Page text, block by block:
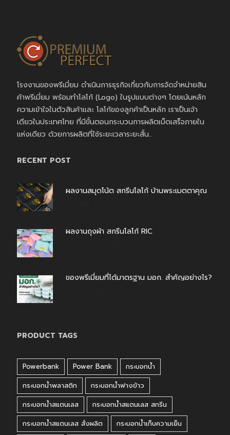
โรงงานของพรีเมี่ยม ดำเนินการธุรกิจเกี่ยวกับการจัดจำหน่ายสิน
ค้าพรีเมี่ยม พร้อมทำโลโก้ (Logo) ในรูปแบบต่างๆ โดยเน้นหลัก
ความเข้าใจในตัวสินค้าและ โลโก้ของลูกค้าเป็นหลัก เราเป็นเจ้า
เดียวในประเทศไทย ที่มีขั้นตอนกระบวนการผลิตเบ็ดเสร็จภายใน
แห่งเดียว ด้วยการผลิตที่ใช้ระยะเวลาระยะสั้น..
RECENT POST
ผลงานสมุดโน้ต สกรีนโลโก้ บ้านพระเมตตาคุณ
ผลงานถุงผ้า สกรีนโลโก้ RIC
ของพรีเมี่ยมที่ได้มาตรฐาน มอก. สำคัญอย่างไร?
PRODUCT TAGS
Powerbank Power Bank
กระบอกน้ำ
กระบอกน้ำพลาสติก
กระบอกน้ำฟางข้าว
กระบอกน้ำสแตนเลส
กระบอกน้ำสแตนเลส สกรีน
กระบอกน้ำสแตนเลส สั่งผลิต
กระบอกน้ำเก็บความเย็น